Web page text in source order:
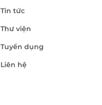
Tin tức
Thư viện
Tuyển dụng
Liên hệ